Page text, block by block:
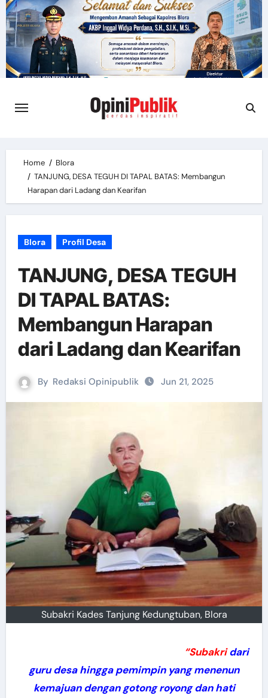
Skip
to
content
Home
Blora
TANJUNG, DESA TEGUH DI TAPAL BATAS: Membangun
Harapan dari Ladang dan Kearifan
Blora Profil Desa
TANJUNG, DESA TEGUH
DI TAPAL BATAS:
Membangun Harapan
dari Ladang dan Kearifan
By Redaksi Opinipublik Jun 21, 2025
Subakri Kades Tanjung Kedungtuban, Blora
“Subakri dari
guru desa hingga pemimpin yang menenun
kemajuan dengan gotong royong dan hati